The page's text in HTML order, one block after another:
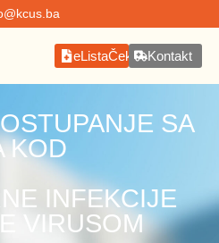
eListaČekanjaKontakt
SA
KOD
INFEKCIJE
VIRUSOM